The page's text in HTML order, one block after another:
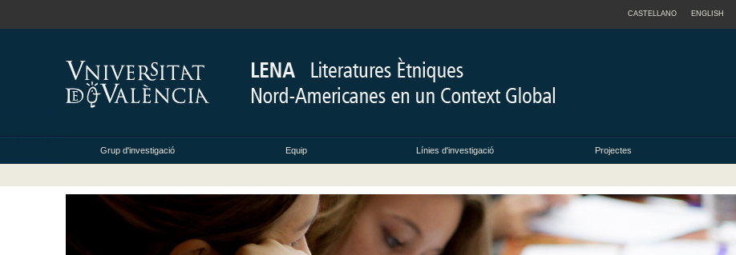
CASTELLANO ENGLISH
Grup d'investigació Equip Línies d'investigació Projectes